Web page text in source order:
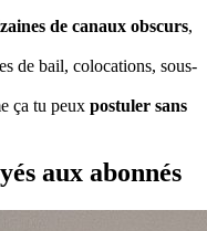
de canaux obscurs,
de bail, colocations, sous-
ça tu peux postuler sans
aux abonnés